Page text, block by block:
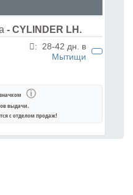
- CYLINDER LH.
: 28-42 дн. в
Мытищи
ⓘ
выдачи.
с отделом продаж!